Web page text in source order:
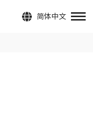
简体中文